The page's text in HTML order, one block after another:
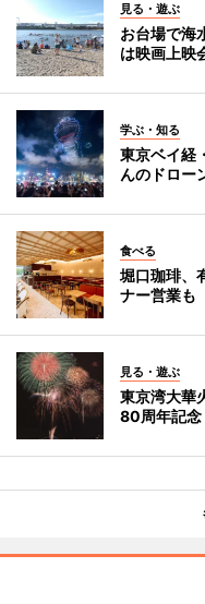
見る・遊ぶ
お台場で海
は映画上映
学ぶ・知る
東京ベイ経
んのドロー
食べる
堀口珈琲、
ナー営業も
見る・遊ぶ
東京湾大華
80周年記念